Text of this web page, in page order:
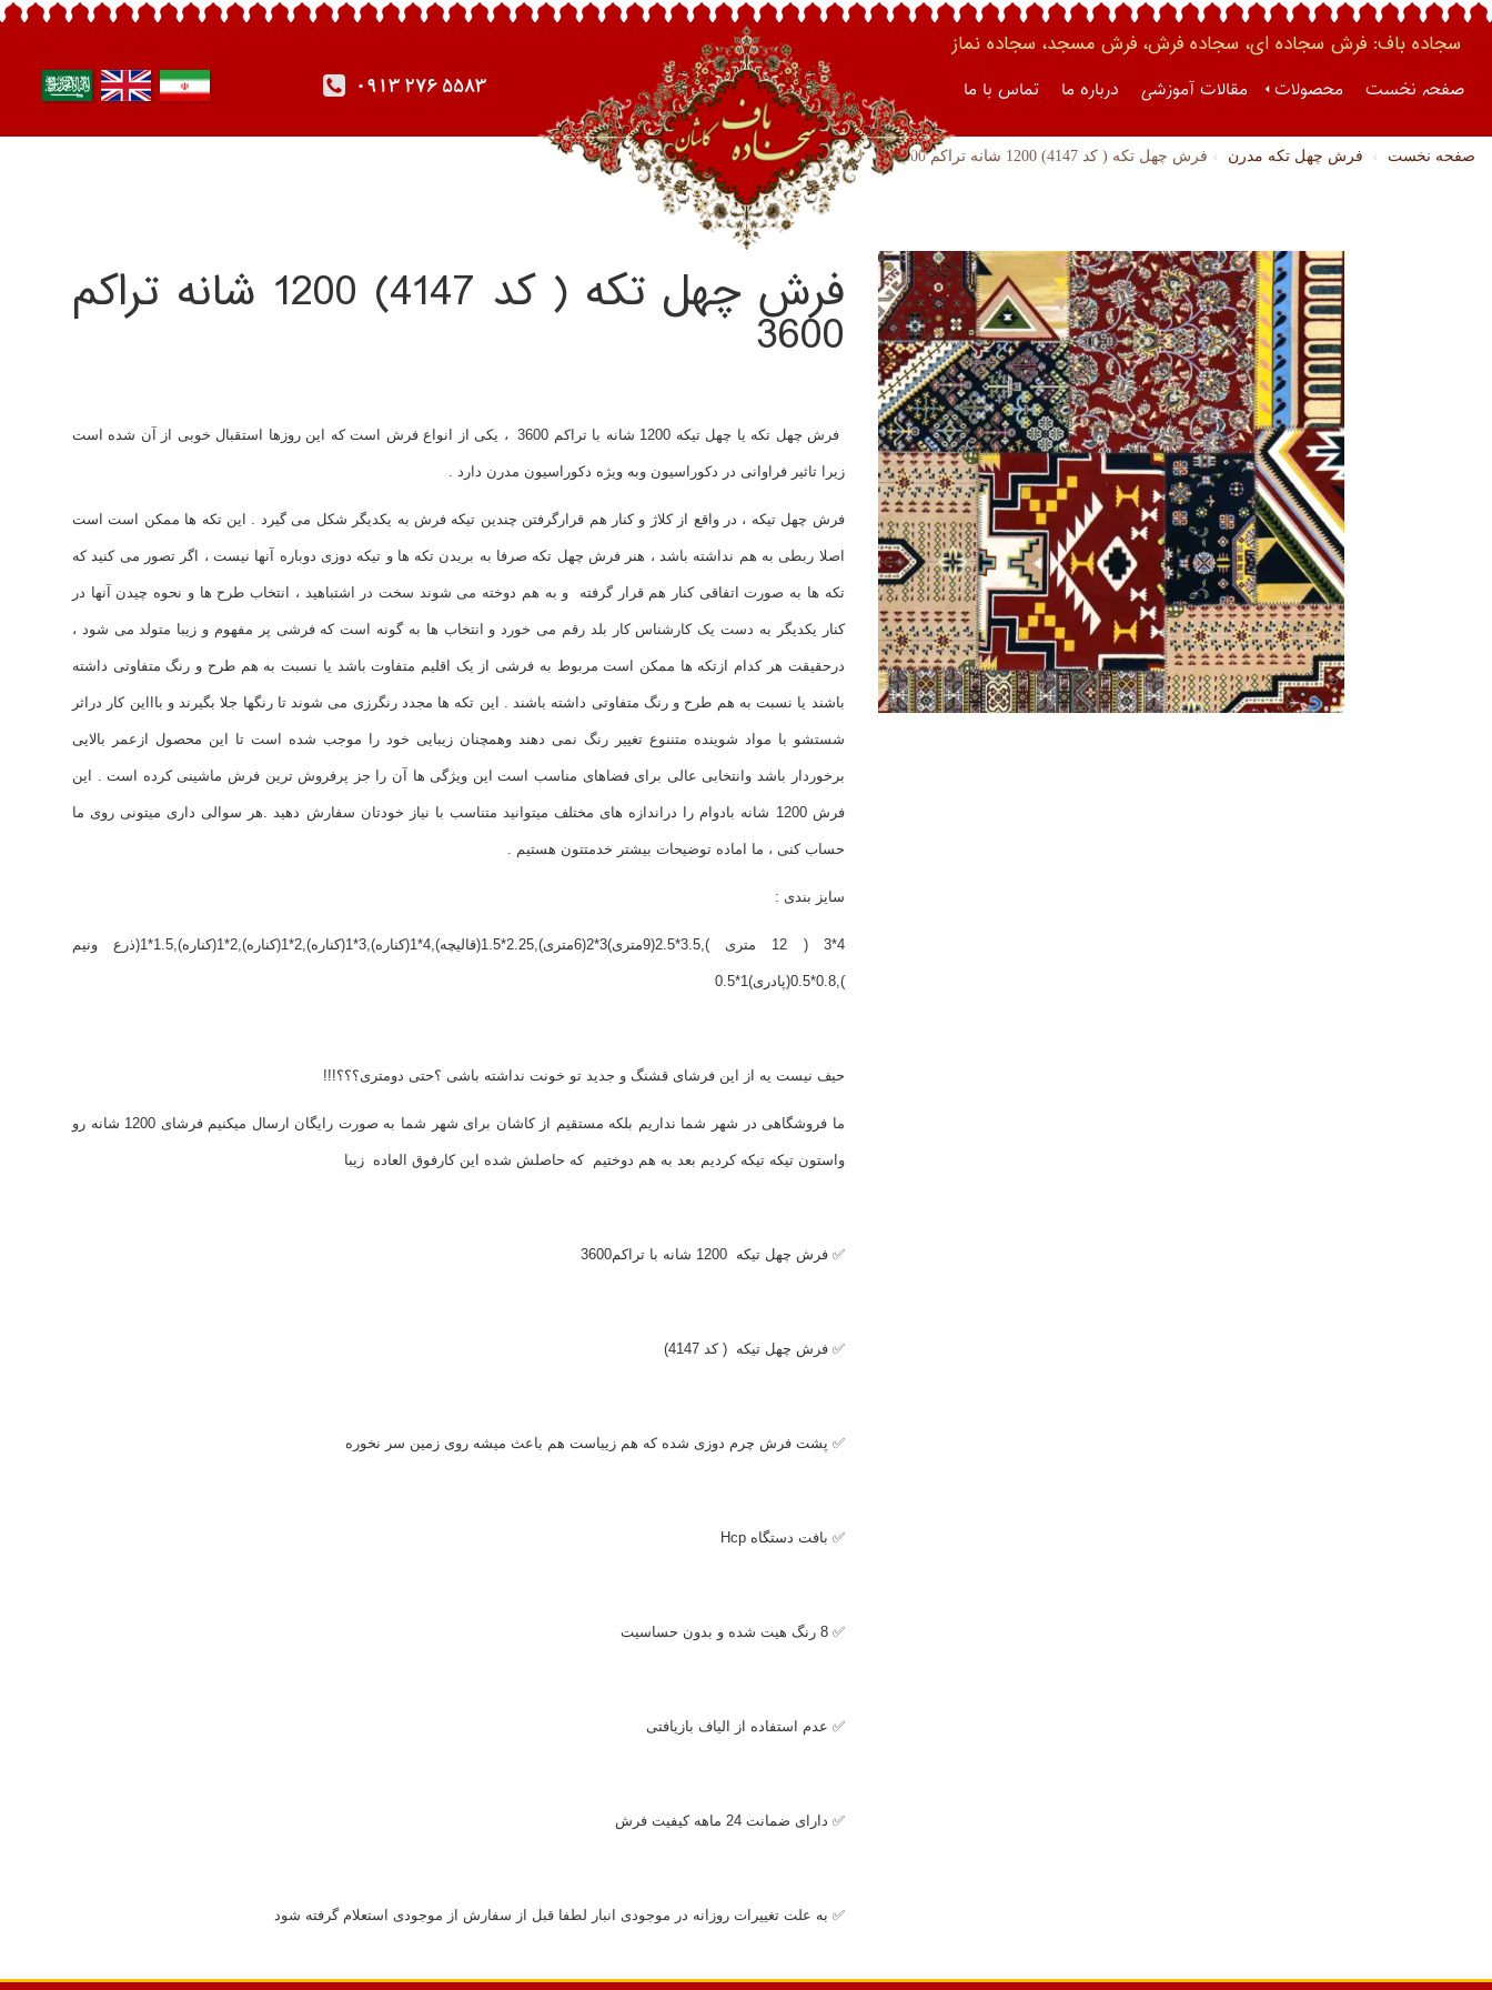
سجاده باف: فرش سجاده ای، سجاده فرش، فرش مسجد، سجاده نماز
صفحه نخست محصولات مقالات آموزشی درباره ما تماس با ما 0913 276 5583
صفحه نخست فرش چهل تکه مدرن فرش چهل تکه ( کد 4147) 1200 شانه تراکم 3600
فرش چهل تکه ( کد 4147) 1200 شانه تراکم
3600
فرش چهل تکه یا چهل تیکه 1200 شانه با تراکم 3600 ، یکی از انواع فرش است که این روزها استقبال خوبی از آن شده است
زیرا تاثیر فراوانی در دکوراسیون وبه ویژه دکوراسیون مدرن دارد .
فرش چهل تیکه ، در واقع از کلاژ و کنار هم قرارگرفتن چندین تیکه فرش به یکدیگر شکل می گیرد . این تکه ها ممکن است است
اصلا ربطی به هم نداشته باشد ، هنر فرش چهل تکه صرفا به بریدن تکه ها و تیکه دوزی دوباره آنها نیست ، اگر تصور می کنید که
تکه ها به صورت اتفاقی کنار هم قرار گرفته و به هم دوخته می شوند سخت در اشتباهید ، انتخاب طرح ها و نحوه چیدن آنها در
کنار یکدیگر به دست یک کارشناس کار بلد رقم می خورد و انتخاب ها به گونه است که فرشی پر مفهوم و زیبا متولد می شود ،
درحقیقت هر کدام ازتکه ها ممکن است مربوط به فرشی از یک اقلیم متفاوت باشد یا نسبت به هم طرح و رنگ متفاوتی داشته
باشند یا نسبت به هم طرح و رنگ متفاوتی داشته باشند . این تکه ها مجدد رنگرزی می شوند تا رنگها جلا بگیرند و باااین کار دراثر
شستشو با مواد شوینده متننوع تغییر رنگ نمی دهند وهمچنان زیبایی خود را موجب شده است تا این محصول ازعمر بالایی
برخوردار باشد وانتخابی عالی برای فضاهای مناسب است این ویژگی ها آن را جز پرفروش ترین فرش ماشینی کرده است . این
فرش 1200 شانه بادوام را دراندازه های مختلف میتوانید متناسب با نیاز خودتان سفارش دهید .هر سوالی داری میتونی روی ما
حساب کنی ، ما اماده توضیحات بیشتر خدمتتون هستیم .
سایز بندی :
4*3 ( 12 متری ),3.5*2.5(9متری)3*2(6متری),2.25*1.5(قالیچه),4*1(کناره),3*1(کناره),2*1(کناره),2*1(کناره),1.5*1(ذرع ونیم
),0.8*0.5(پادری)1*0.5
حیف نیست یه از این فرشای قشنگ و جدید تو خونت نداشته باشی ؟حتی دومتری؟؟؟!!!
ما فروشگاهی در شهر شما نداریم بلکه مستقیم از کاشان برای شهر شما به صورت رایگان ارسال میکنیم فرشای 1200 شانه رو
واستون تیکه تیکه کردیم بعد به هم دوختیم که حاصلش شده این کارفوق العاده زیبا
✅ فرش چهل تیکه 1200 شانه با تراکم3600
✅ فرش چهل تیکه ( کد 4147)
✅ پشت فرش چرم دوزی شده که هم زیباست هم باعث میشه روی زمین سر نخوره
✅ بافت دستگاهHcp
✅ 8 رنگ هیت شده و بدون حساسیت
✅ عدم استفاده از الیاف بازیافتی
✅ دارای ضمانت 24 ماهه کیفیت فرش
✅ به علت تغییرات روزانه در موجودی انبار لطفا قبل از سفارش از موجودی استعلام گرفته شود